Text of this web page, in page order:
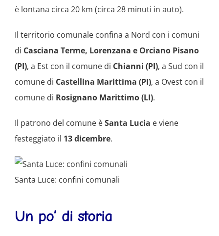
è lontana circa 20 km (circa 28 minuti in auto).
Il territorio comunale confina a Nord con i comuni
di Casciana Terme, Lorenzana e Orciano Pisano
(PI), a Est con il comune di Chianni (PI), a Sud con il
comune di Castellina Marittima (PI), a Ovest con il
comune di Rosignano Marittimo (LI).
Il patrono del comune èSanta Lucia e viene
festeggiato il 13 dicembre.
Santa Luce: confini comunali
Un po’ di storia